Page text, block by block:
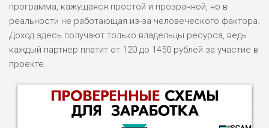
программа, кажущаяся простой и прозрачной, но в
реальности не работающая из-за человеческого фактора.
Доход здесь получают только владельцы ресурса, ведь
каждый партнер платит от 120 до 1450 рублей за участие в
проекте.